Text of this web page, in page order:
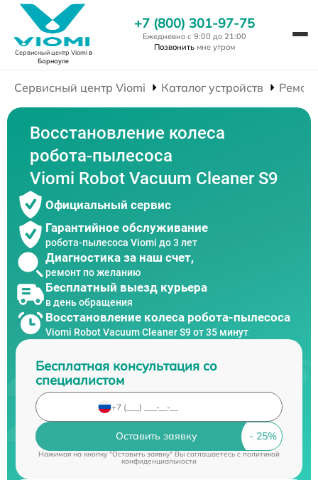
Сервисный центр Viomiв
Барнауле
+7 (800) 301-97-75
Ежедневно с 9:00 до 21:00
Позвонить мне утром
Сервисный центр Viomi Каталог устройств
Восстановление колеса
робота-пылесоса
Viomi Robot Vacuum Cleaner S9
Официальный сервис
Гарантийное обслуживание
робота-пылесоса Viomi до 3 лет
Диагностика за наш счет,
ремонт по желанию
Бесплатный выезд курьера
в день обращения
Восстановление колеса робота-пылесоса
Viomi Robot Vacuum Cleaner S9 от 35 минут
Бесплатная консультация со
специалистом
Оставить заявку
Нажимая на кнопку "Оставить заявку" Вы соглашаетесь cполитикой
конфиденциальности